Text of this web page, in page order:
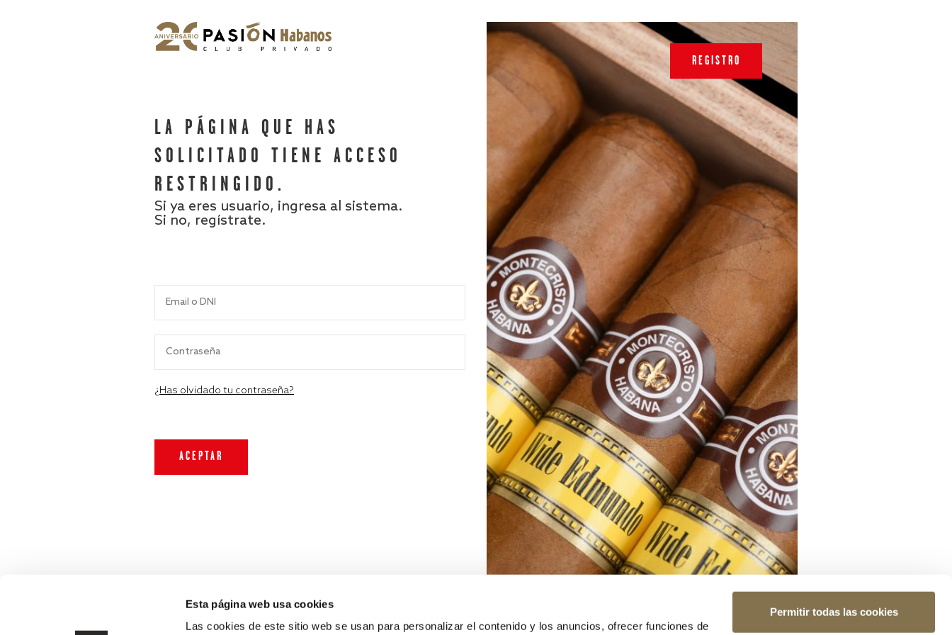
Esta página web usa cookies
Las cookies de este sitio web se usan para personalizar el contenido y los anuncios, ofrecer funciones de
Permitir todas las cookies
LA PÁGINA QUE HAS
SOLICITADO TIENE ACCESO
RESTRINGIDO.
Si ya eres usuario, ingresa al sistema.
Si no, regístrate.
¿Has olvidado tu contraseña?
REGISTRO